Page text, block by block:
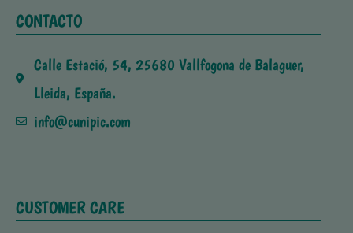
CONTACTO
Calle Estació, 54, 25680 Vallfogona de Balaguer,
Lleida, España.
info@cunipic.com
CUSTOMER CARE